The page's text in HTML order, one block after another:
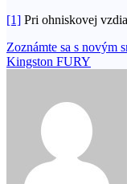
[1] Pri ohniskovej
Navigácia
v
Zoznámte sa s novým
Kingston FURY